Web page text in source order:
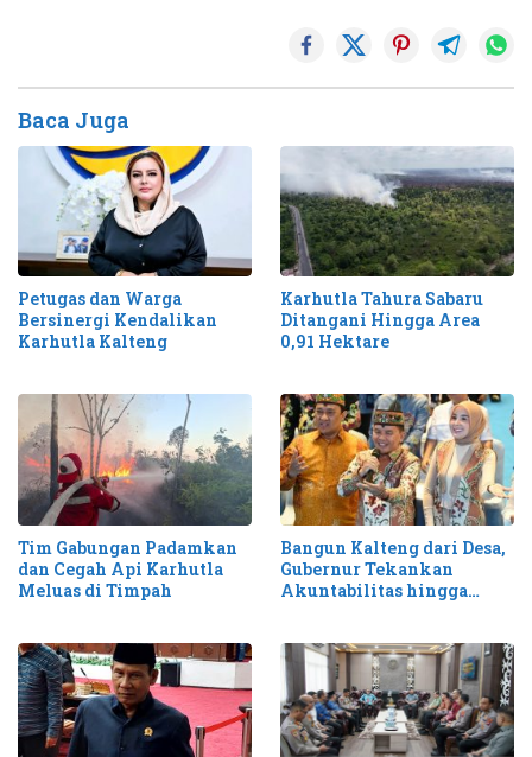
Baca Juga
Petugas dan Warga
Bersinergi Kendalikan
Karhutla Kalteng
Karhutla Tahura Sabaru
Ditangani Hingga Area
0,91 Hektare
Tim Gabungan Padamkan
dan Cegah Api Karhutla
Meluas di Timpah
Bangun Kalteng dari Desa,
Gubernur Tekankan
Akuntabilitas hingga